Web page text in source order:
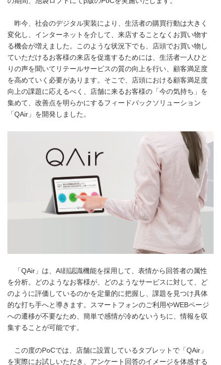
昨今、社会のデジタル実装により、生活者の購買行動は大きく
変化し、インターネットを介して、来店することなくお買い物す
る機会が増えました。このような状況下でも、店頭でお買い物し
ていただけるお客様の来店を促進するためには、生活者一人ひと
りの声を聞いてリテールサービスの質の向上を行い、顧客満足度
を高めていく必要があります。そこで、店頭における顧客満足度
向上の課題に応えるべく、店舗に来るお客様の「今の気持ち」を
集めて、改善点を明らかにするフィードバックソリューション
「QAir」を開発しました。
「QAir」は、AI顔認識機能を採用して、表情から回答者の属性
を分析。どのようなお客様が、どのようなサービスに対して、ど
のように評価しているのかを定量的に把握し、課題を見つけ具体
的な打ち手へと導きます。スマートフォンのご利用やWEBページ
への遷移が不要なため、簡単で感情が冷めないうちに、情報を収
集することが可能です。
この度のPoCでは、店舗に設置しているタブレットで「QAir」
を実際にお試しいただき、アンケート回答のイメージを体感する